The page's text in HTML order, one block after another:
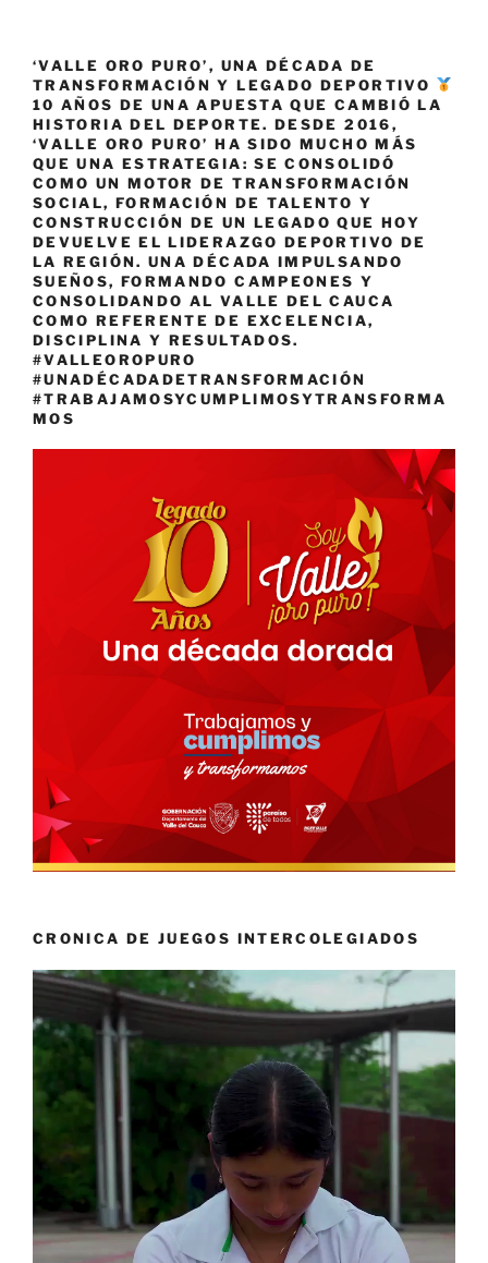
‘VALLE ORO PURO’, UNA DÉCADA DE
TRANSFORMACIÓN Y LEGADO DEPORTIVO
10 AÑOS DE UNA APUESTA QUE CAMBIÓ LA
HISTORIA DEL DEPORTE. DESDE 2016,
‘VALLE ORO PURO’ HA SIDO MUCHO MÁS
QUE UNA ESTRATEGIA: SE CONSOLIDÓ
COMO UN MOTOR DE TRANSFORMACIÓN
SOCIAL, FORMACIÓN DE TALENTO Y
CONSTRUCCIÓN DE UN LEGADO QUE HOY
DEVUELVE EL LIDERAZGO DEPORTIVO DE
LA REGIÓN. UNA DÉCADA IMPULSANDO
SUEÑOS, FORMANDO CAMPEONES Y
CONSOLIDANDO AL VALLE DEL CAUCA
COMO REFERENTE DE EXCELENCIA,
DISCIPLINA Y RESULTADOS.
#VALLEOROPURO
#UNADÉCADADETRANSFORMACIÓN
#TRABAJAMOSYCUMPLIMOSYTRANSFORMA
MOS
CRONICA DE JUEGOS INTERCOLEGIADOS
Reproductor
vídeo